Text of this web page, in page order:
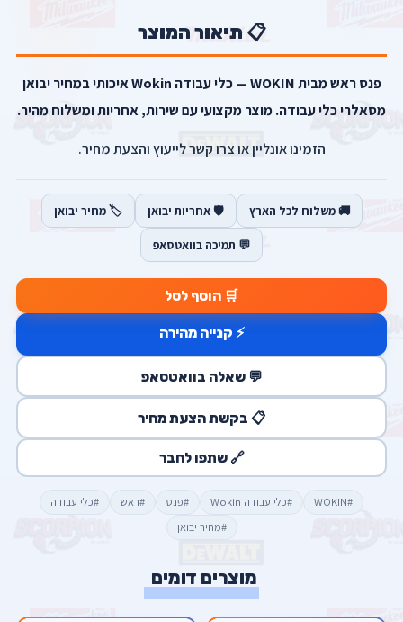
📋 תיאור המוצר
פנס ראש מבית WOKIN — כלי עבודה Wokin איכותי במחיר יבואן
מסאלרי כלי עבודה. מוצר מקצועי עם שירות, אחריות ומשלוח מהיר.
הזמינו אונליין או צרו קשר לייעוץ והצעת מחיר.
🚚 משלוח לכל הארץ 🛡️ אחריות יבואן 🏷️ מחיר יבואן
💬 תמיכה בוואטסאפ
🛒 הוסף לסל
⚡ קנייה מהירה
💬 שאלה בוואטסאפ
📋 בקשת הצעת מחיר
🔗 שתפו לחבר
#WOKIN #כלי עבודה Wokin #פנס #ראש
#כלי עבודה
#מחיר יבואן
מוצרים דומים